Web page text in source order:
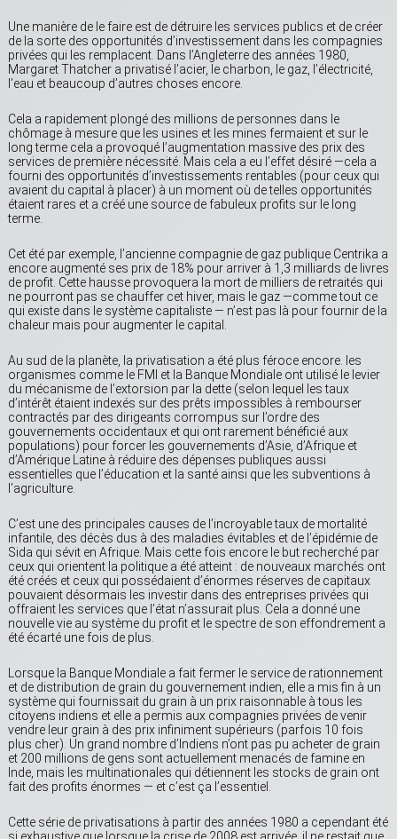
Une manière de le faire est de détruire les services publics et de créer
de la sorte des opportunités d’investissement dans les compagnies
privées qui les remplacent. Dans l’Angleterre des années 1980,
Margaret Thatcher a privatisé l’acier, le charbon, le gaz, l’électricité,
l’eau et beaucoup d’autres choses encore.
Cela a rapidement plongé des millions de personnes dans le
chômage à mesure que les usines et les mines fermaient et sur le
long terme cela a provoqué l’augmentation massive des prix des
services de première nécessité. Mais cela a eu l’effet désiré —cela a
fourni des opportunités d’investissements rentables (pour ceux qui
avaient du capital à placer) à un moment où de telles opportunités
étaient rares et a créé une source de fabuleux profits sur le long
terme.
Cet été par exemple, l’ancienne compagnie de gaz publique Centrika a
encore augmenté ses prix de 18% pour arriver à 1,3 milliards de livres
de profit. Cette hausse provoquera la mort de milliers de retraités qui
ne pourront pas se chauffer cet hiver, mais le gaz —comme tout ce
qui existe dans le système capitaliste — n’est pas là pour fournir de la
chaleur mais pour augmenter le capital.
Au sud de la planète, la privatisation a été plus féroce encore. les
organismes comme le FMI et la Banque Mondiale ont utilisé le levier
du mécanisme de l’extorsion par la dette (selon lequel les taux
d’intérêt étaient indexés sur des prêts impossibles à rembourser
contractés par des dirigeants corrompus sur l’ordre des
gouvernements occidentaux et qui ont rarement bénéficié aux
populations) pour forcer les gouvernements d’Asie, d’Afrique et
d’Amérique Latine à réduire des dépenses publiques aussi
essentielles que l’éducation et la santé ainsi que les subventions à
l’agriculture.
C’est une des principales causes de l’incroyable taux de mortalité
infantile, des décès dus à des maladies évitables et de l’épidémie de
Sida qui sévit en Afrique. Mais cette fois encore le but recherché par
ceux qui orientent la politique a été atteint : de nouveaux marchés ont
été créés et ceux qui possédaient d’énormes réserves de capitaux
pouvaient désormais les investir dans des entreprises privées qui
offraient les services que l’état n’assurait plus. Cela a donné une
nouvelle vie au système du profit et le spectre de son effondrement a
été écarté une fois de plus.
Lorsque la Banque Mondiale a fait fermer le service de rationnement
et de distribution de grain du gouvernement indien, elle a mis fin à un
système qui fournissait du grain à un prix raisonnable à tous les
citoyens indiens et elle a permis aux compagnies privées de venir
vendre leur grain à des prix infiniment supérieurs (parfois 10 fois
plus cher). Un grand nombre d’Indiens n’ont pas pu acheter de grain
et 200 millions de gens sont actuellement menacés de famine en
Inde, mais les multinationales qui détiennent les stocks de grain ont
fait des profits énormes — et c’est ça l’essentiel.
Cette série de privatisations à partir des années 1980 a cependant été